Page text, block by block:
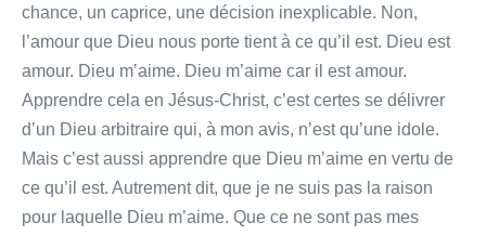
chance, un caprice, une décision inexplicable. Non,
l’amour que Dieu nous porte tient à ce qu’il est. Dieu est
amour. Dieu m’aime. Dieu m’aime car il est amour.
Apprendre cela en Jésus-Christ, c’est certes se délivrer
d’un Dieu arbitraire qui, à mon avis, n’est qu’une idole.
Mais c’est aussi apprendre que Dieu m’aime en vertu de
ce qu’il est. Autrement dit, que je ne suis pas la raison
pour laquelle Dieu m’aime. Que ce ne sont pas mes